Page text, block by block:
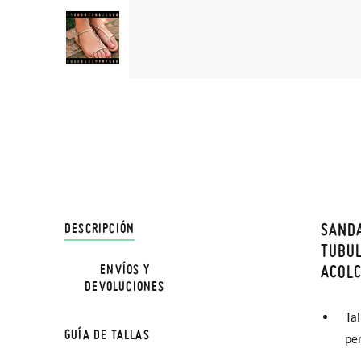
DESCRIPCIÓN
ENVÍOS Y
DEVOLUCIONES
En
hasta
poco
En
GUÍA DE TALLAS